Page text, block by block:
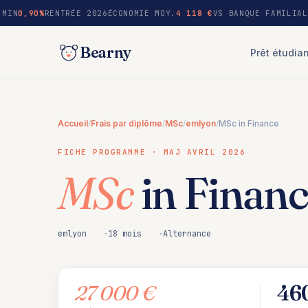
contenu
0,90%RENTRÉE 2026ÉCONOMIE MOY. 4 118 €VS BANQUE
Bearny Prêt
Accueil/Frais par diplôme/MSc/emlyon/MSc in Finance
FICHE PROGRAMME · MAJ AVRIL 2026
MScin
emlyon 18 mois Alternance
27 000 €